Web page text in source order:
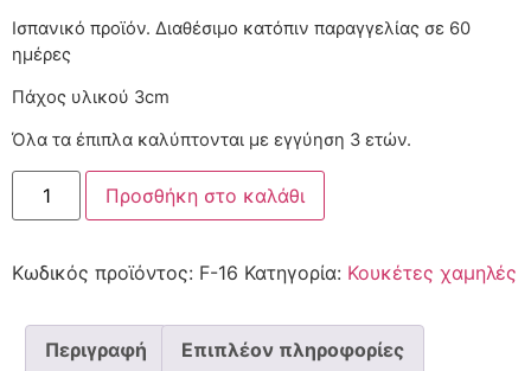
Ισπανικό προϊόν. Διαθέσιμο κατόπιν παραγγελίας
Πάχος υλικού 3cm
Όλα τα έπιπλα καλύπτονται με εγγύηση 3 ετών.
Προσθήκη στο καλάθι
Κωδικός προϊόντος: F-16 Κατηγορία: Κουκέτες χαμηλές
Περιγραφή Επιπλέον πληροφορίες